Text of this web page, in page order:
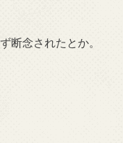
断念されたとか。